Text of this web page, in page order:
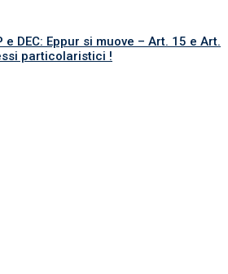
e DEC: Eppur si muove – Art. 15 e Art.
particolaristici !